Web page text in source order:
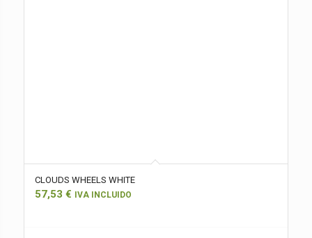
CLOUDS WHEELS WHITE
57,53 € IVA INCLUIDO